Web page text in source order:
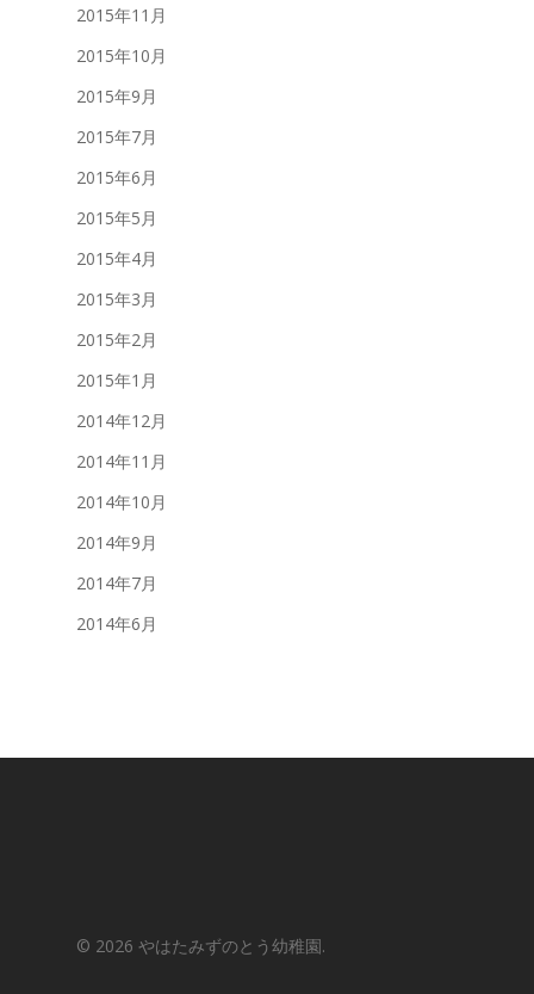
2015年11月
2015年10月
2015年9月
2015年7月
2015年6月
2015年5月
2015年4月
2015年3月
2015年2月
2015年1月
2014年12月
2014年11月
2014年10月
2014年9月
2014年7月
2014年6月
© 2026 やはたみずのとう幼稚園.